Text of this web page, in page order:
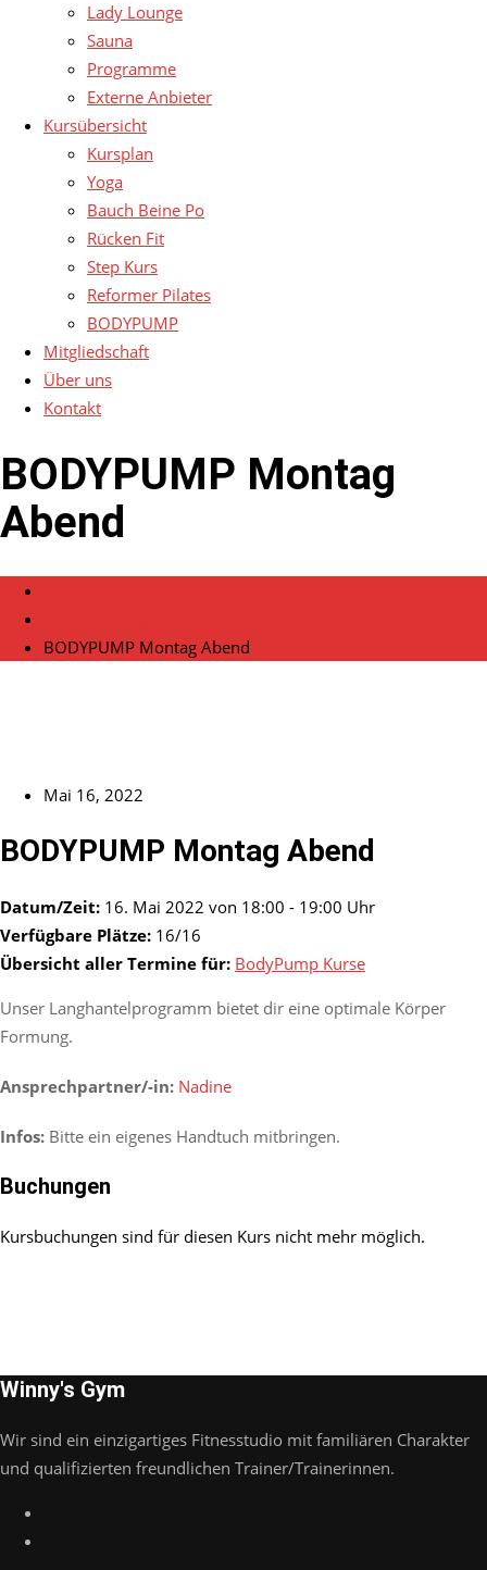
Lady Lounge
Sauna
Programme
Externe Anbieter
Kursübersicht
Kursplan
Yoga
Bauch Beine Po
Rücken Fit
Step Kurs
Reformer Pilates
BODYPUMP
Mitgliedschaft
Über uns
Kontakt
BODYPUMP Montag
Abend
BODYPUMP Montag Abend
Mai 16, 2022
BODYPUMP Montag Abend
Datum/Zeit: 16. Mai 2022 von 18:00 - 19:00 Uhr
Verfügbare Plätze: 16/16
Übersicht aller Termine für: BodyPump Kurse
Unser Langhantelprogramm bietet dir eine optimale Körper
Formung.
Ansprechpartner/-in: Nadine
Infos: Bitte ein eigenes Handtuch mitbringen.
Buchungen
Kursbuchungen sind für diesen Kurs nicht mehr möglich.
Winny's Gym
Wir sind ein einzigartiges Fitnesstudio mit familiären Charakter
und qualifizierten freundlichen Trainer/Trainerinnen.